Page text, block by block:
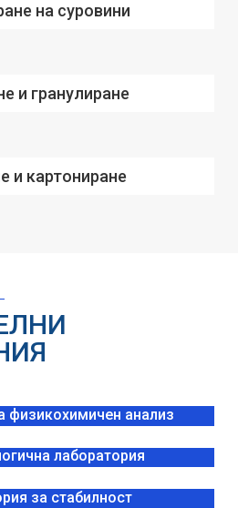
на суровини
и гранулиране
и картониране
физикохимичен анализ
лаборатория
за стабилност